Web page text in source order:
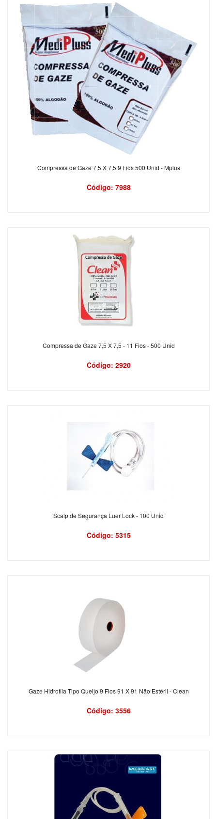
Compressa de Gaze 7,5 X 7,5 9 Fios 500 Unid - Mplus
Código: 7988
Compressa de Gaze 7,5 X 7,5 - 11 Fios - 500 Unid
Código: 2920
Scalp de Segurança Luer Lock - 100 Unid
Código: 5315
Gaze Hidrofila Tipo Queijo 9 Fios 91 X 91 Não Estéril - Clean
Código: 3556